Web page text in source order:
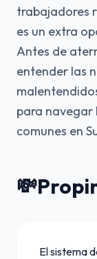
trabajadores
es un extra
Antes de
entender las
para navegar
comunes en
💸
El sistema